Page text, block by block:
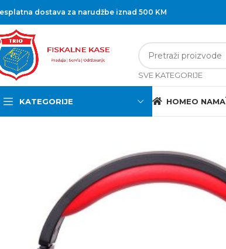
dostava za narudžbe iznad 500 KM
SVE KATEGORIJE
KATEGORIJE HOMEO NAMA